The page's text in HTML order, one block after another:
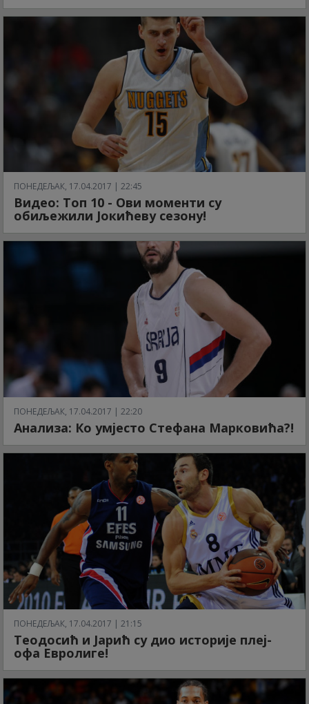
ПОНЕДЕЉАК, 17.04.2017 | 22:45
Видео: Топ 10 - Ови моменти су
обиљежили Јокићеву сезону!
ПОНЕДЕЉАК, 17.04.2017 | 22:20
Анализа: Ко умјесто Стефана Марковића?!
ПОНЕДЕЉАК, 17.04.2017 | 21:15
Теодосић и Јарић су дио историје плеј-
офа Евролиге!